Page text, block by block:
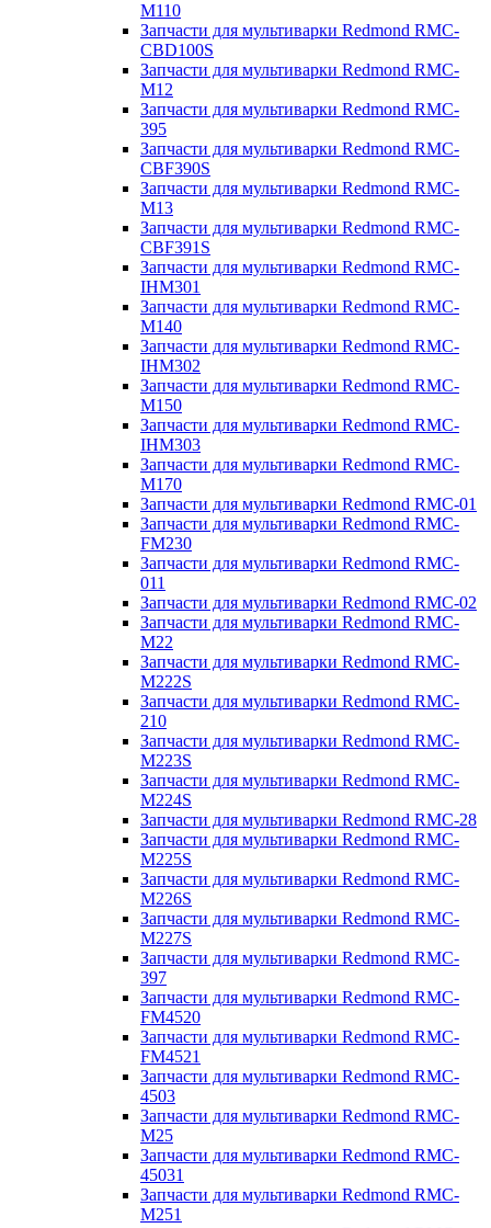
M110
Запчасти для мультиварки Redmond RMC-
CBD100S
Запчасти для мультиварки Redmond RMC-
M12
Запчасти для мультиварки Redmond RMC-
395
Запчасти для мультиварки Redmond RMC-
CBF390S
Запчасти для мультиварки Redmond RMC-
M13
Запчасти для мультиварки Redmond RMC-
CBF391S
Запчасти для мультиварки Redmond RMC-
IHM301
Запчасти для мультиварки Redmond RMC-
M140
Запчасти для мультиварки Redmond RMC-
IHM302
Запчасти для мультиварки Redmond RMC-
M150
Запчасти для мультиварки Redmond RMC-
IHM303
Запчасти для мультиварки Redmond RMC-
M170
Запчасти для мультиварки Redmond RMC-01
Запчасти для мультиварки Redmond RMC-
FM230
Запчасти для мультиварки Redmond RMC-
011
Запчасти для мультиварки Redmond RMC-02
Запчасти для мультиварки Redmond RMC-
M22
Запчасти для мультиварки Redmond RMC-
M222S
Запчасти для мультиварки Redmond RMC-
210
Запчасти для мультиварки Redmond RMC-
M223S
Запчасти для мультиварки Redmond RMC-
M224S
Запчасти для мультиварки Redmond RMC-28
Запчасти для мультиварки Redmond RMC-
M225S
Запчасти для мультиварки Redmond RMC-
M226S
Запчасти для мультиварки Redmond RMC-
M227S
Запчасти для мультиварки Redmond RMC-
397
Запчасти для мультиварки Redmond RMC-
FM4520
Запчасти для мультиварки Redmond RMC-
FM4521
Запчасти для мультиварки Redmond RMC-
4503
Запчасти для мультиварки Redmond RMC-
M25
Запчасти для мультиварки Redmond RMC-
45031
Запчасти для мультиварки Redmond RMC-
M251